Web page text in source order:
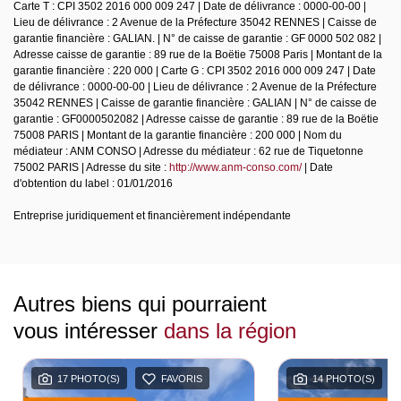
Carte T : CPI 3502 2016 000 009 247 | Date de délivrance : 0000-00-00 |
Lieu de délivrance : 2 Avenue de la Préfecture 35042 RENNES | Caisse de
garantie financière : GALIAN. | N° de caisse de garantie : GF 0000 502 082 |
Adresse caisse de garantie : 89 rue de la Boëtie 75008 Paris | Montant de la
garantie financière : 220 000 | Carte G : CPI 3502 2016 000 009 247 | Date
de délivrance : 0000-00-00 | Lieu de délivrance : 2 Avenue de la Préfecture
35042 RENNES | Caisse de garantie financière : GALIAN | N° de caisse de
garantie : GF0000502082 | Adresse caisse de garantie : 89 rue de la Boëtie
75008 PARIS | Montant de la garantie financière : 200 000 | Nom du
médiateur : ANM CONSO | Adresse du médiateur : 62 rue de Tiquetonne
75002 PARIS | Adresse du site : http://www.anm-conso.com/| Date
d'obtention du label : 01/01/2016
Entreprise juridiquement et financièrement indépendante
Autres biens qui pourraient
vous intéresser dans la région
17 PHOTO(S) FAVORIS 14 PHOTO(S)